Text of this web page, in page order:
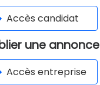
Accès candidat
une annonce
Accès entreprise